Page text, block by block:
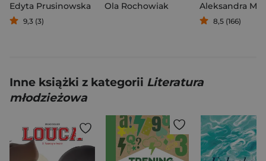
Edyta Prusinowska
9,3 (3)
Ola Rochowiak
8,5 (166)
Inne książki z kategorii Literatura
młodzieżowa